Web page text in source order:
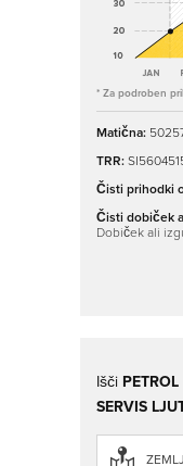
* Za podroben
Matična:
TRR:
Čisti prihodki
Čisti dobiček
Dobiček ali
Išči
SERVIS